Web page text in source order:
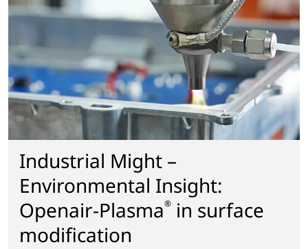
Industrial Might –
Environmental Insight:
Openair-Plasma® in surface
modification